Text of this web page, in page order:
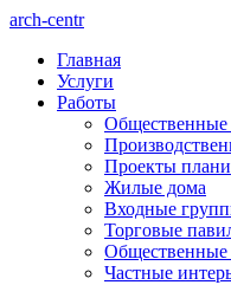
arch-centr
Главная
Услуги
Работы
Общественные
Проекты
Жилые дома
Входные
Торговые
Общественные
Частные